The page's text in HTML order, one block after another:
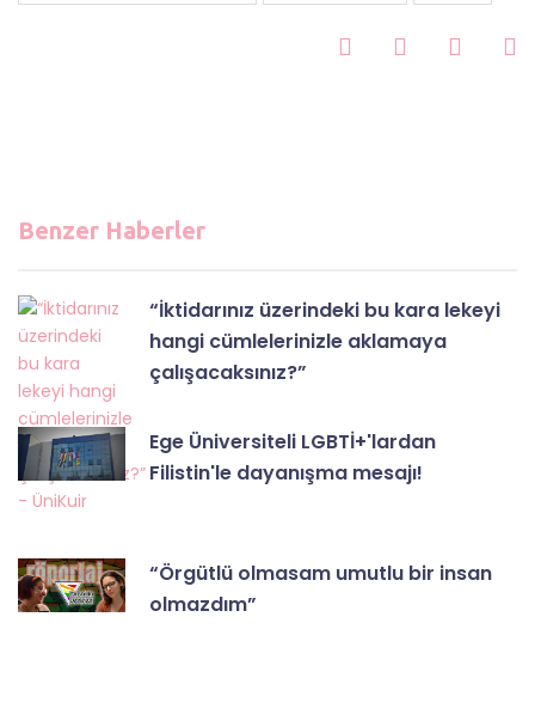
Benzer Haberler
“İktidarınız üzerindeki bu kara lekeyi
hangi cümlelerinizle aklamaya
çalışacaksınız?”
Ege Üniversiteli LGBTİ+'lardan
Filistin'le dayanışma mesajı!
“Örgütlü olmasam umutlu bir insan
olmazdım”